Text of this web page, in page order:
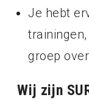
Je hebt
groep
Wij zijn